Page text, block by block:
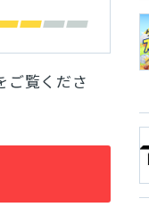
ご覧くださ